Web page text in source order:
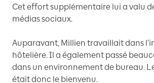
Cet effort supplémentaire lui a valu
médias sociaux.
Auparavant, Millien travaillait dans
hôtelière. Il a également passé
dans un environnement de bureau.
était donc le bienvenu.